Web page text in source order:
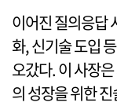
이어진 질의응답
화, 신기술 도입
오갔다. 이 사장
의 성장을 위한